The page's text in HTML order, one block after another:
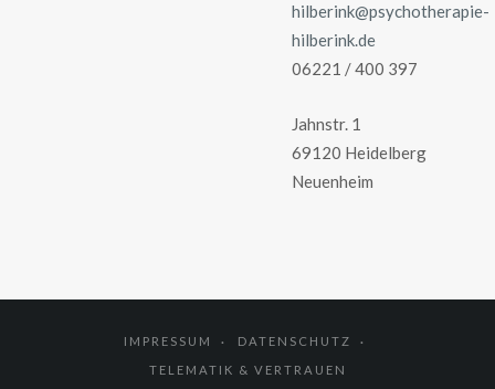
hilberink@psychotherapie-
hilberink.de
06221 / 400 397
Jahnstr. 1
69120 Heidelberg
Neuenheim
IMPRESSUM
DATENSCHUTZ
TELEMATIK & VERTRAUEN